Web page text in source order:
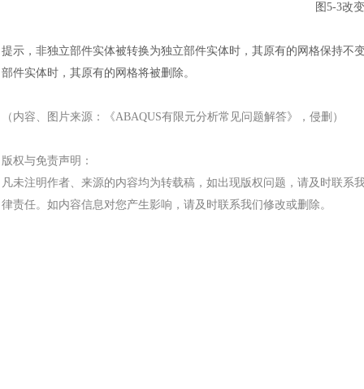
图 5-3改
提示，非独立部件实体被转换为独立部件实体时，其原有的网格保持不
部件实体时，其原有的网格将被删除。
（内容、图片来源：《ABAQUS有限元分析常见问题解答》，侵删）
版权与免责声明：
凡未注明作者、来源的内容均为转载稿，如出现版权问题，请及时联
律责任。如内容信息对您产生影响，请及时联系我们修改或删除。